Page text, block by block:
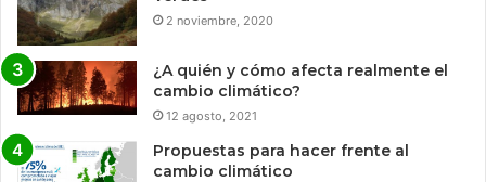
2 noviembre, 2020
¿A quién y cómo afecta realmente el
cambio climático?
12 agosto, 2021
Propuestas para hacer frente al
cambio climático